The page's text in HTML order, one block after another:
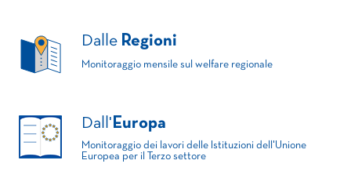
Dalle Regioni
Monitoraggio mensile sul welfare regionale
Dall' Europa
Monitoraggio dei lavori delle Istituzioni dell'Unione
Europea per il Terzo settore